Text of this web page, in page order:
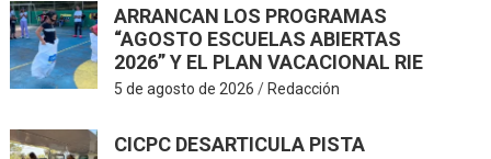
ARRANCAN LOS PROGRAMAS
“AGOSTO ESCUELAS ABIERTAS
2026” Y EL PLAN VACACIONAL RIE
5 de agosto de 2026 Redacción
CICPC DESARTICULA PISTA